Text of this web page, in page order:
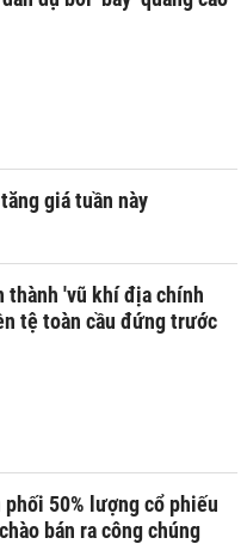
giá tuần này
thành 'vũ khí địa chính
tệ toàn cầu đứng trước
50% lượng cổ phiếu
bán ra công chúng